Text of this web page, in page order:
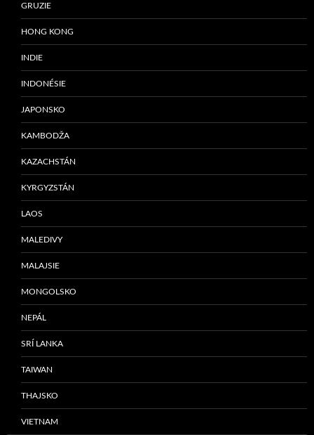
GRUZIE
HONG KONG
INDIE
INDONÉSIE
JAPONSKO
KAMBODŽA
KAZACHSTÁN
KYRGYZSTÁN
LAOS
MALEDIVY
MALAJSIE
MONGOLSKO
NEPÁL
SRÍ LANKA
TAIWAN
THAJSKO
VIETNAM